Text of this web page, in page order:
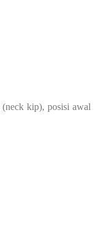
kip), posisi awal